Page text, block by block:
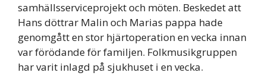
samhällsserviceprojekt och möten. Beskedet att
Hans döttrar Malin och Marias pappa hade
genomgått en stor hjärtoperation en vecka innan
var förödande för familjen. Folkmusikgruppen
har varit inlagd på sjukhuset i en vecka.